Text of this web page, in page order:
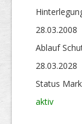
28.03.2008
Ablauf
28.03.2028
Status
aktiv